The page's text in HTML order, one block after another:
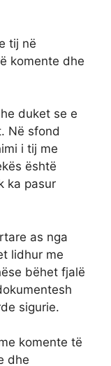
tij në
komente dhe
duket se e
Në sfond
i tij me
është
ka pasur
as nga
lidhur me
bëhet fjalë
sigurie.
komente të
dhe